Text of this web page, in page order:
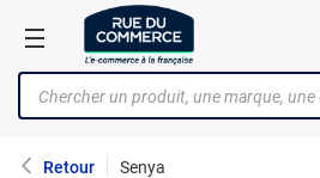
Retour Senya